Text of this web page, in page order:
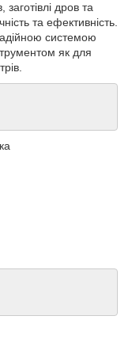
дров та
та ефективність.
системою
як для